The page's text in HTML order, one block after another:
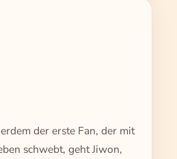
der erste Fan, der mit
schwebt, geht Jiwon,